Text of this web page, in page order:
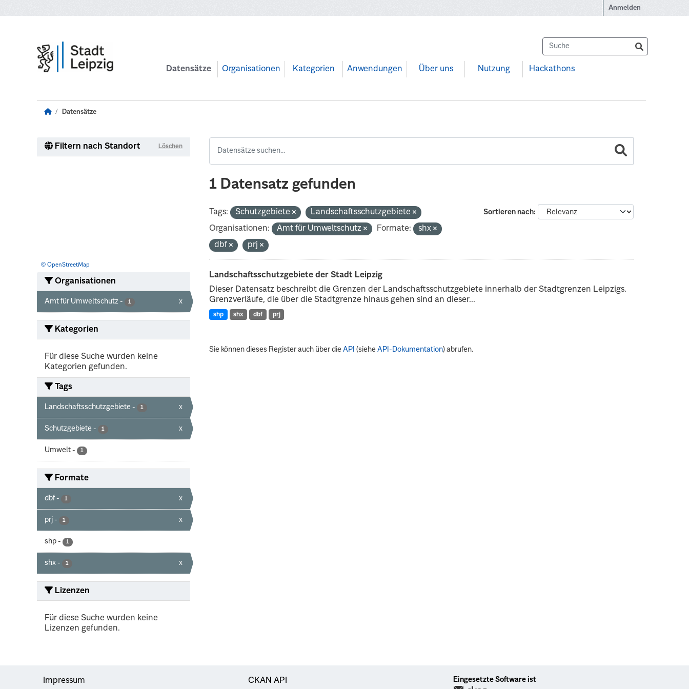
Anmelden
Datensätze Organisationen Kategorien Anwendungen Über uns Nutzung Hackathons
Datensätze
Filtern nach Standort Löschen
© OpenStreetMap
Organisationen
Amt für Umweltschutz - 1 x
Kategorien
Für diese Suche wurden keine
Kategorien gefunden.
Tags
Landschaftsschutzgebiete - 1 x
Schutzgebiete - 1 x
Umwelt - 1
Formate
dbf - 1 x
prj - 1 x
shp - 1
shx - 1 x
Lizenzen
Für diese Suche wurden keine
Lizenzen gefunden.
1 Datensatz gefunden
Sortieren nach
Tags: Schutzgebiete
Landschaftsschutzgebiete
Organisationen:
Amt für Umweltschutz Formate:
shx
dbf
prj
Landschaftsschutzgebiete der Stadt Leipzig
Dieser Datensatz beschreibt die Grenzen der Landschaftsschutzgebiete innerhalb der Stadtgrenzen Leipzigs.
Grenzverläufe, die über die Stadtgrenze hinaus gehen sind an dieser...
shp shx dbf prj
Sie können dieses Register auch über dieAPI (sieheAPI-Dokumentation) abrufen.
Impressum CKAN API Eingesetzte Software ist